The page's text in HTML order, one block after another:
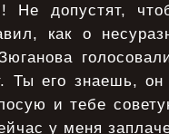
Не допустят,
как о
Ты его знаешь,
и тебе
у меня